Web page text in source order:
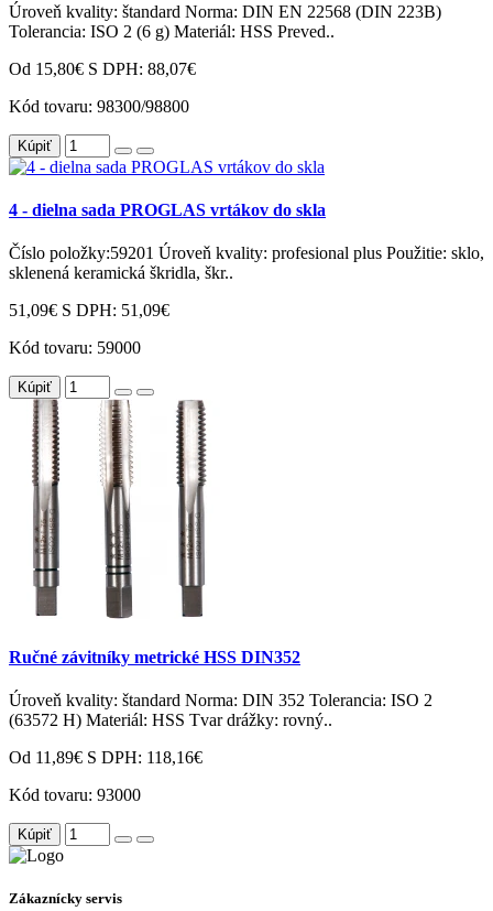
Úroveň kvality: štandard Norma: DIN EN 22568 (DIN 223B)
Tolerancia: ISO 2 (6 g) Materiál: HSS Preved..
Od 15,80€ S DPH: 88,07€
Kód tovaru: 98300/98800
Kúpiť
4 - dielna sada PROGLAS vrtákov do skla
Číslo položky:59201 Úroveň kvality: profesional plus Použitie: sklo,
sklenená keramická škridla, škr..
51,09€ S DPH: 51,09€
Kód tovaru: 59000
Kúpiť
Ručné závitníky metrické HSS DIN352
Úroveň kvality: štandard Norma: DIN 352 Tolerancia: ISO 2
(63572 H) Materiál: HSS Tvar drážky: rovný..
Od 11,89€ S DPH: 118,16€
Kód tovaru: 93000
Kúpiť
Zákaznícky servis